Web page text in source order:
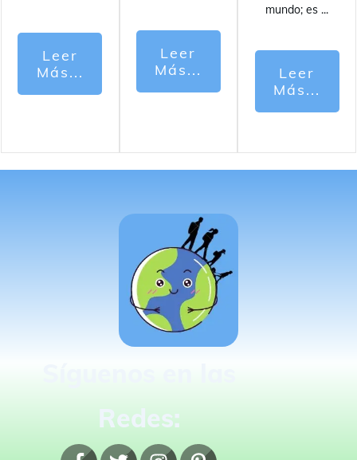
Leer
Más...
Leer
Más...
mundo; es ...
Leer
Más...
Redes: